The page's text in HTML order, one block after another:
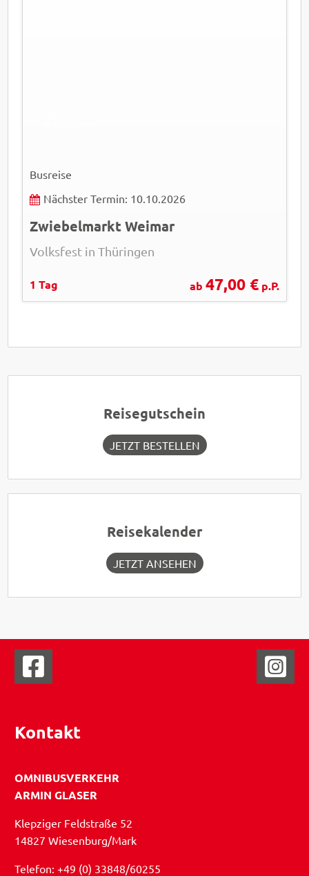
Busreise
Nächster Termin: 10.10.2026
Zwiebelmarkt Weimar
Volksfest in Thüringen
1 Tag ab 47,00 €p.P.
Reisegutschein
JETZT BESTELLEN
Reisekalender
JETZT ANSEHEN
Kontakt
OMNIBUSVERKEHR
ARMIN GLASER
Klepziger Feldstraße 52
14827 Wiesenburg/Mark
Telefon: +49 (0) 33848/60255